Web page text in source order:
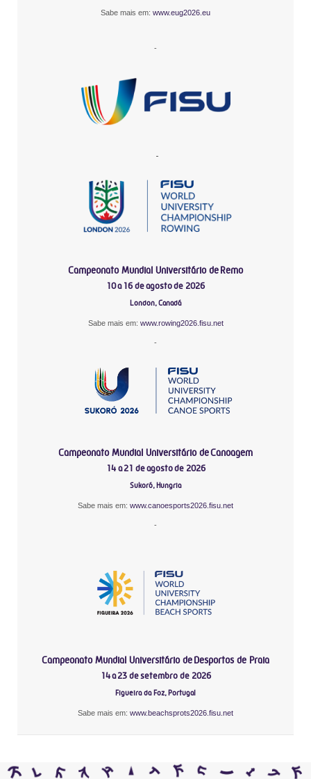
Sabe mais em: www.eug2026.eu
-
-
Campeonato Mundial Universitário de Remo
10 a 16 de agosto de 2026
London, Canadá
Sabe mais em: www.rowing2026.fisu.net
-
Campeonato Mundial Universitário de Canoagem
14 a 21 de agosto de 2026
Sukoró, Hungria
Sabe mais em: www.canoesports2026.fisu.net
-
Campeonato Mundial Universitário de Desportos de Praia
14 a 23 de setembro de 2026
Figueira da Foz, Portugal
Sabe mais em: www.beachsprots2026.fisu.net